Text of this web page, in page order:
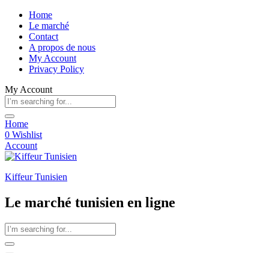
Home
Le marché
Contact
A propos de nous
My Account
Privacy Policy
My Account
Home
0 Wishlist
Account
Kiffeur Tunisien
Le marché tunisien en ligne